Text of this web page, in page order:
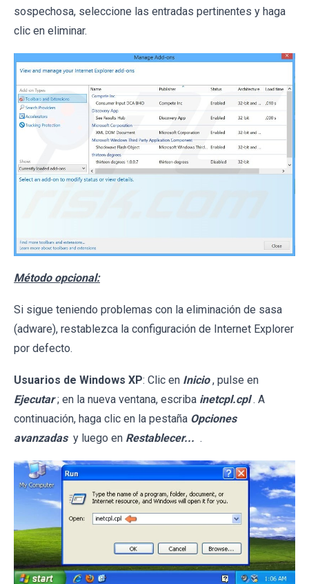
sospechosa, seleccione las entradas pertinentes y haga
clic en eliminar.
Método opcional:
Si sigue teniendo problemas con la eliminación de sasa
(adware), restablezca la configuración de Internet Explorer
por defecto.
Usuarios de Windows XP: Clic en Inicio , pulse en
Ejecutar ; en la nueva ventana, escriba inetcpl.cpl . A
continuación, haga clic en la pestaña Opciones
avanzadas y luego en Restablecer... .